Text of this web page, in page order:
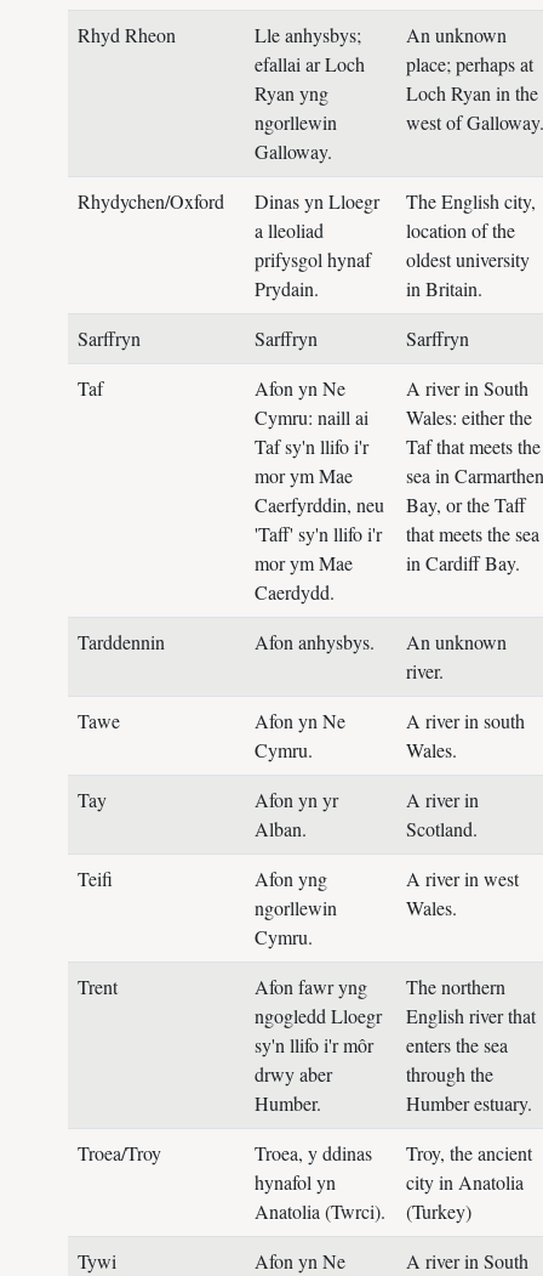
Rhyd Rheon
Lle anhysbys;
efallai ar Loch
Ryan yng
ngorllewin
Galloway.
An unknown
place; perhaps at
Loch Ryan in the
west of Galloway.
Rhydychen/Oxford
Dinas yn Lloegr
a lleoliad
prifysgol hynaf
Prydain.
The English city,
location of the
oldest university
in Britain.
Sarffryn
Sarffryn
Sarffryn
Taf
Afon yn Ne
Cymru: naill ai
Taf sy'n llifo i'r
mor ym Mae
Caerfyrddin, neu
'Taff' sy'n llifo i'r
mor ym Mae
Caerdydd.
A river in South
Wales: either the
Taf that meets the
sea in Carmarthen
Bay, or the Taff
that meets the sea
in Cardiff Bay.
Tarddennin Afon anhysbys.
An unknown
river.
Tawe
Afon yn Ne
Cymru.
A river in south
Wales.
Tay
Afon yn yr
Alban.
A river in
Scotland.
Teifi
Afon yng
ngorllewin
Cymru.
A river in west
Wales.
Trent
Afon fawr yng
ngogledd Lloegr
sy'n llifo i'r môr
drwy aber
Humber.
The northern
English river that
enters the sea
through the
Humber estuary.
Troea/Troy
Troea, y ddinas
hynafol yn
Anatolia (Twrci).
Troy, the ancient
city in Anatolia
(Turkey)
Tywi
Afon yn Ne
A river in South